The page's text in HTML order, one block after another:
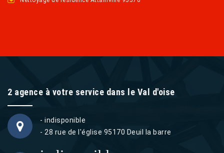
2 agence à votre service dans le Val d'oise
- indisponible
- 28 rue de l'église 95170 Deuil la barre